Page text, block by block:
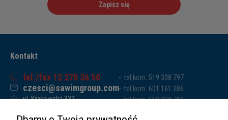
Zapisz się
Kontakt
tel./fax 12 270 36 50
czesci@sawimgroup.com
ul. Krakowska 332,
tel.kom. 519 338 797
tel.kom. 601 161 286
tel.kom. 519 338 793